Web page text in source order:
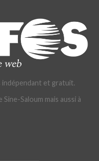
indépendant et gratuit.
Saloum mais aussi à